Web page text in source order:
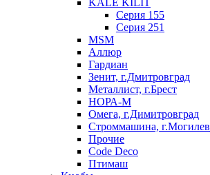
KALE KILIT
Серия 155
Серия 251
MSM
Аллюр
Гардиан
Зенит, г.Дмитровград
Металлист, г.Брест
НОРА-М
Омега, г.Димитровград
Строммашина, г.Могилев
Прочие
Code Deco
Птимаш